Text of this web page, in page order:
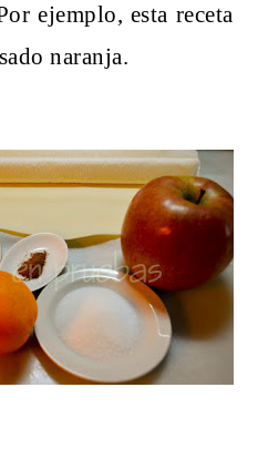
ejemplo, esta receta
naranja.